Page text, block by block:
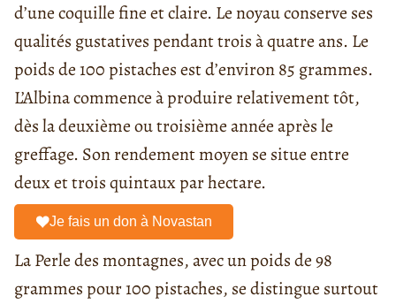
d’une coquille fine et claire. Le noyau conserve ses
qualités gustatives pendant trois à quatre ans. Le
poids de 100 pistaches est d’environ 85 grammes.
L’Albina commence à produire relativement tôt,
dès la deuxième ou troisième année après le
greffage. Son rendement moyen se situe entre
deux et trois quintaux par hectare.
Je fais un don à Novastan
La Perle des montagnes, avec un poids de 98
grammes pour 100 pistaches, se distingue surtout